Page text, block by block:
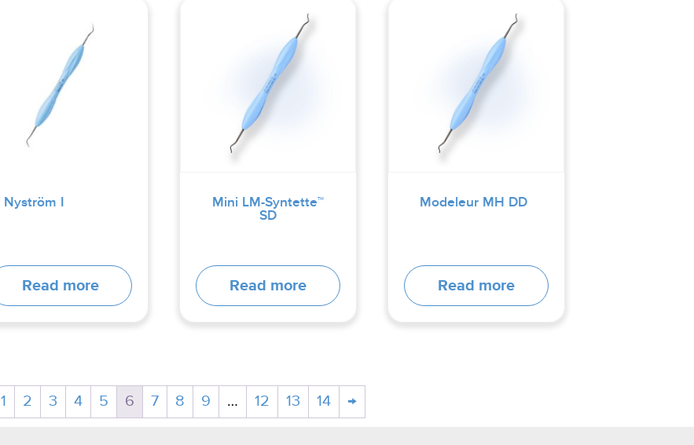
Nyström I
Read more
Mini LM-Syntette™
SD
Read more
Modeleur MH DD
Read more
1 2 3 4 5 6 7 8 9 … 12 13 14 →